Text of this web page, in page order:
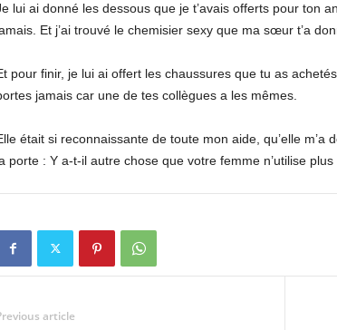
lui ai donné les dessous que je t’avais offerts pour ton
Et j’ai trouvé le chemisier sexy que ma sœur t’a
pour finir, je lui ai offert les chaussures que tu as
jamais car une de tes collègues a les mêmes.
était si reconnaissante de toute mon aide, qu’elle m’a
porte : Y a-t-il autre chose que votre femme n’utilise plus
article